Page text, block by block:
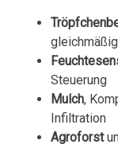
Steuerung
Mulch,
Infiltration
Agroforst